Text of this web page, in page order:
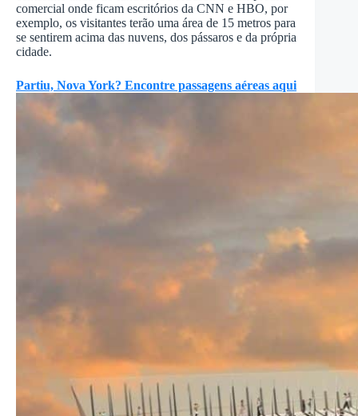
comercial onde ficam escritórios da CNN e HBO, por
exemplo, os visitantes terão uma área de 15 metros para
se sentirem acima das nuvens, dos pássaros e da própria
cidade.
Partiu, Nova York? Encontre passagens aéreas aqui